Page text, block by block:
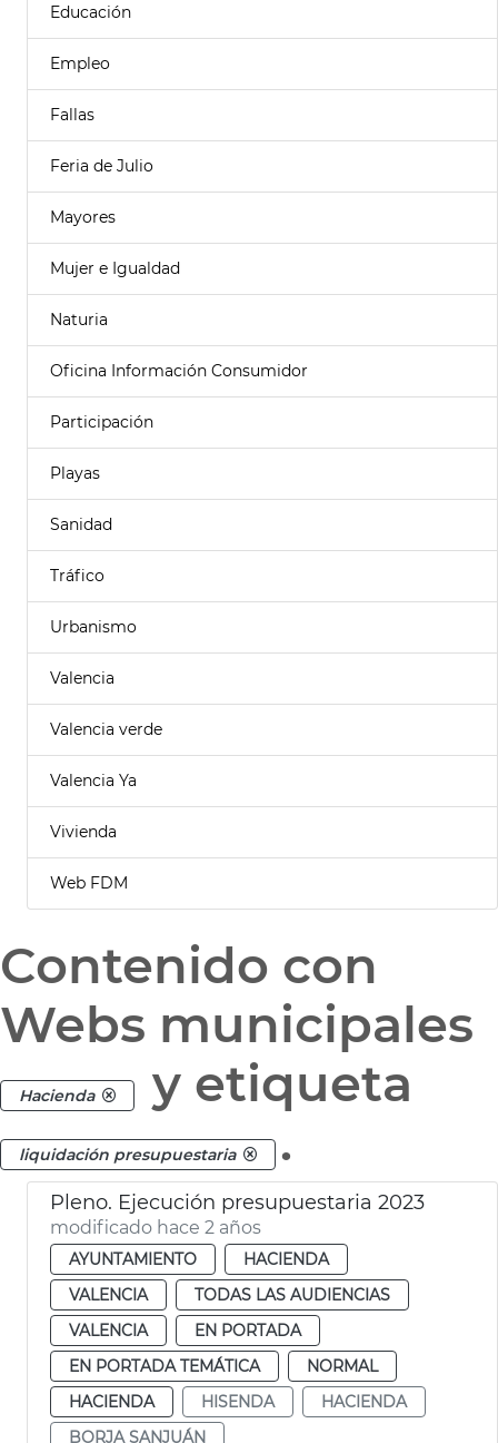
Educación
Empleo
Fallas
Feria de Julio
Mayores
Mujer e Igualdad
Naturia
Oficina Información Consumidor
Participación
Playas
Sanidad
Tráfico
Urbanismo
Valencia
Valencia verde
Valencia Ya
Vivienda
Web FDM
Contenido con
Webs municipales
Hacienda y etiqueta
liquidación presupuestaria .
Pleno. Ejecución presupuestaria 2023
modificado hace 2 años
AYUNTAMIENTO
HACIENDA
VALENCIA
TODAS LAS AUDIENCIAS
VALENCIA
EN PORTADA
EN PORTADA TEMÁTICA
NORMAL
HACIENDA
HISENDA
HACIENDA
BORJA SANJUÁN